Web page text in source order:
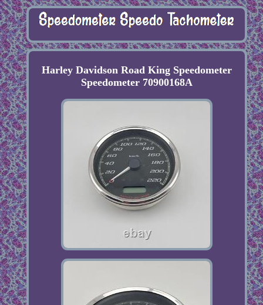
Harley Davidson Road King Speedometer
Speedometer 70900168A